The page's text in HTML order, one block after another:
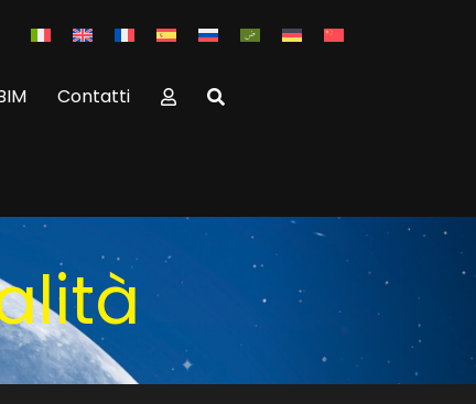
Contatti